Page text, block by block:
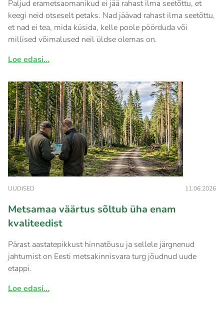
Paljud erametsaomanikud ei jää rahast ilma seetõttu, et
keegi neid otseselt petaks. Nad jäävad rahast ilma seetõttu,
et nad ei tea, mida küsida, kelle poole pöörduda või
millised võimalused neil üldse olemas on.
Loe edasi...
UUDISED 11.06.2026
Metsamaa väärtus sõltub üha enam
kvaliteedist
Pärast aastatepikkust hinnatõusu ja sellele järgnenud
jahtumist on Eesti metsakinnisvara turg jõudnud uude
etappi.
Loe edasi...